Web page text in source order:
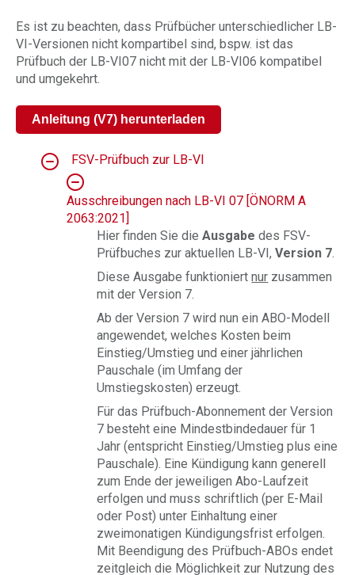
Es ist zu beachten, dass Prüfbücher unterschiedlicher LB-
VI-Versionen nicht kompartibel sind, bspw. ist das
Prüfbuch der LB-VI07 nicht mit der LB-VI06 kompatibel
und umgekehrt.
Anleitung (V7) herunterladen
FSV-Prüfbuch zur LB-VI
Ausschreibungen nach LB-VI 07 [ÖNORM A
2063:2021]
Hier finden Sie dieAusgabedes FSV-
Prüfbuches zur aktuellen LB-VI,Version 7.
Diese Ausgabe funktioniertnur zusammen
mit der Version 7.
Ab der Version 7 wird nun ein ABO-Modell
angewendet, welches Kosten beim
Einstieg/Umstieg und einer jährlichen
Pauschale (im Umfang der
Umstiegskosten) erzeugt.
Für das Prüfbuch-Abonnement der Version
7 besteht eine Mindestbindedauer für 1
Jahr (entspricht Einstieg/Umstieg plus eine
Pauschale). Eine Kündigung kann generell
zum Ende der jeweiligen Abo-Laufzeit
erfolgen und muss schriftlich (per E-Mail
oder Post) unter Einhaltung einer
zweimonatigen Kündigungsfrist erfolgen.
Mit Beendigung des Prüfbuch-ABOs endet
zeitgleich die Möglichkeit zur Nutzung des